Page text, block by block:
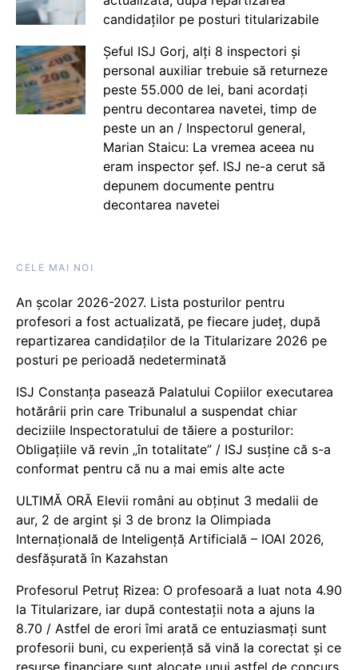
candidaților pe posturi titularizabile
Șeful ISJ Gorj, alți 8 inspectori și
personal auxiliar trebuie să returneze
peste 55.000 de lei, bani acordați
pentru decontarea navetei, timp de
peste un an / Inspectorul general,
Marian Staicu: La vremea aceea nu
eram inspector șef. ISJ ne-a cerut să
depunem documente pentru
decontarea navetei
CELE MAI NOI
An școlar 2026-2027. Lista posturilor pentru
profesori a fost actualizată, pe fiecare județ, după
repartizarea candidaților de la Titularizare 2026 pe
posturi pe perioadă nedeterminată
ISJ Constanța pasează Palatului Copiilor executarea
hotărârii prin care Tribunalul a suspendat chiar
deciziile Inspectoratului de tăiere a posturilor:
Obligațiile vă revin „în totalitate” / ISJ susține că s-a
conformat pentru că nu a mai emis alte acte
ULTIMĂ ORĂ Elevii români au obținut 3 medalii de
aur, 2 de argint și 3 de bronz la Olimpiada
Internațională de Inteligență Artificială – IOAI 2026,
desfășurată în Kazahstan
Profesorul Petruț Rizea: O profesoară a luat nota 4.90
la Titularizare, iar după contestații nota a ajuns la
8.70 / Astfel de erori îmi arată ce entuziasmați sunt
profesorii buni, cu experiență să vină la corectat și ce
resurse financiare sunt alocate unui astfel de concurs